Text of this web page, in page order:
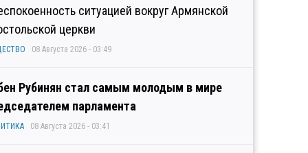
ситуацией вокруг Армянской
церкви
08 Августа 2026 - 03:49
Рубинян стал самым молодым в мире
парламента
08 Августа 2026 - 03:41